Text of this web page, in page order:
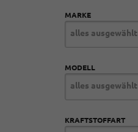
MARKE
alles ausgewählt
MODELL
alles ausgewählt
KRAFTSTOFFART